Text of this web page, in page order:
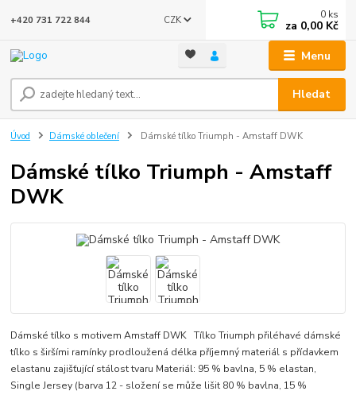
Menu
CZK
Hledat
+420 731 722 844 0 ks
za 0,00 Kč
Úvod Dámské oblečení Dámské tílko Triumph - Amstaff DWK
Dámské tílko Triumph - Amstaff
DWK
Dámské tílko s motivem Amstaff DWK Tílko Triumph přiléhavé dámské
tílko s širšími ramínky prodloužená délka příjemný materiál s přídavkem
elastanu zajišťující stálost tvaru Materiál: 95 % bavlna, 5 % elastan,
Single Jersey (barva 12 - složení se může lišit 80 % bavlna, 15 %